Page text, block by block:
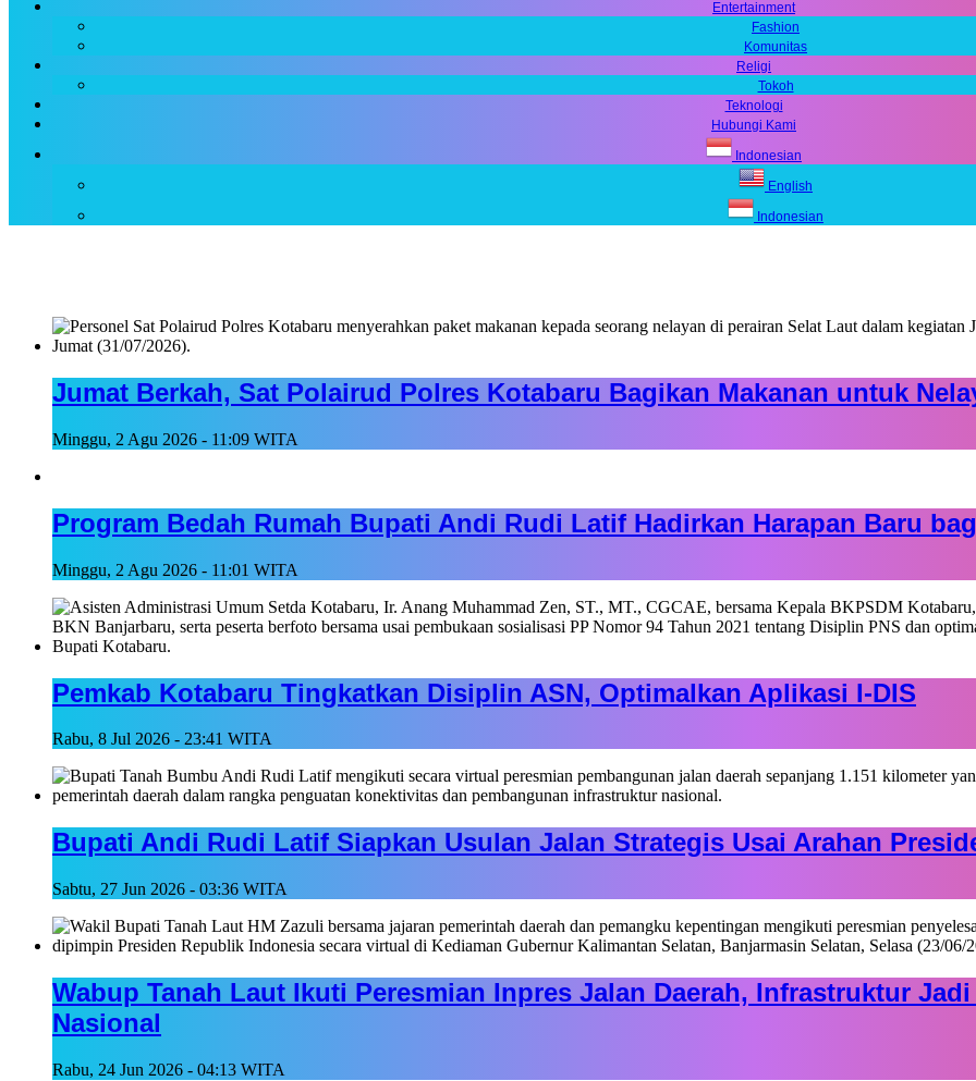
Entertainment
Fashion
Komunitas
Religi
Tokoh
Teknologi
Hubungi Kami
Indonesian
English
Indonesian
Jumat Berkah, Sat Polairud Polres Kotabaru Bagikan Makanan untuk
Minggu, 2 Agu 2026 - 11:09 WITA
Program Bedah Rumah Bupati Andi Rudi Latif Hadirkan Harapan Baru
Minggu, 2 Agu 2026 - 11:01 WITA
Pemkab Kotabaru Tingkatkan Disiplin ASN, Optimalkan Aplikasi I-DIS
Rabu, 8 Jul 2026 - 23:41 WITA
Bupati Andi Rudi Latif Siapkan Usulan Jalan Strategis Usai Arahan
Sabtu, 27 Jun 2026 - 03:36 WITA
Wabup Tanah Laut Ikuti Peresmian Inpres Jalan Daerah, Infrastruktur
Nasional
Rabu, 24 Jun 2026 - 04:13 WITA